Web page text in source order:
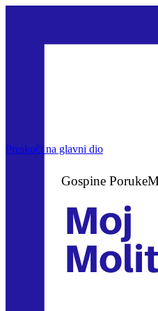
Preskoči na glavni dio
Gospine Poruke